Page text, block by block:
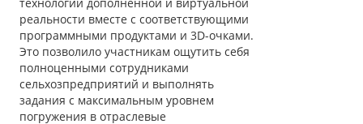
реальности вместе с соответствующими
программными продуктами и 3D-очками.
Это позволило участникам ощутить себя
полноценными сотрудниками
сельхозпредприятий и выполнять
задания с максимальным уровнем
погружения в отраслевые